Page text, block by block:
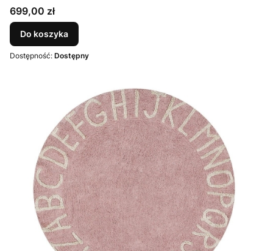
Cena
699,00 zł
Do koszyka
Dostępność: Dostępny